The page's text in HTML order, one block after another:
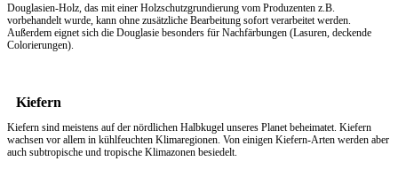
Douglasien-Holz, das mit einer Holzschutzgrundierung vom Produzenten z.B.
vorbehandelt wurde, kann ohne zusätzliche Bearbeitung sofort verarbeitet werden.
Außerdem eignet sich die Douglasie besonders für Nachfärbungen (Lasuren, deckende
Colorierungen).
Kiefern
Kiefern sind meistens auf der nördlichen Halbkugel unseres Planet beheimatet. Kiefern
wachsen vor allem in kühlfeuchten Klimaregionen. Von einigen Kiefern-Arten werden aber
auch subtropische und tropische Klimazonen besiedelt.